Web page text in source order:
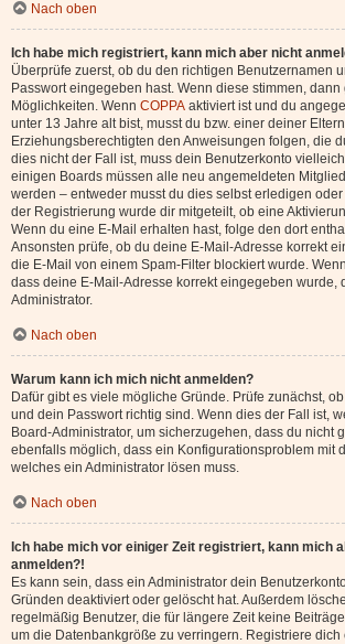
Nach oben
Ich habe mich registriert, kann mich aber nicht
Überprüfe zuerst, ob du den richtigen Benutzernamen
Passwort eingegeben hast. Wenn diese stimmen, dann
Möglichkeiten. Wenn COPPA aktiviert ist und du
unter 13 Jahre alt bist, musst du bzw. einer deiner
Erziehungsberechtigten den Anweisungen folgen, die
dies nicht der Fall ist, muss dein Benutzerkonto
einigen Boards müssen alle neu angemeldeten
werden – entweder musst du dies selbst erledigen oder
der Registrierung wurde dir mitgeteilt, ob eine
Wenn du eine E-Mail erhalten hast, folge den dort
Ansonsten prüfe, ob du deine E-Mail-Adresse korrekt
die E-Mail von einem Spam-Filter blockiert wurde.
dass deine E-Mail-Adresse korrekt eingegeben wurde,
Administrator.
Nach oben
Warum kann ich mich nicht anmelden?
Dafür gibt es viele mögliche Gründe. Prüfe zunächst,
und dein Passwort richtig sind. Wenn dies der Fall ist,
Board-Administrator, um sicherzugehen, dass du nicht
ebenfalls möglich, dass ein Konfigurationsproblem mit
welches ein Administrator lösen muss.
Nach oben
Ich habe mich vor einiger Zeit registriert, kann mich
anmelden?!
Es kann sein, dass ein Administrator dein
Gründen deaktiviert oder gelöscht hat. Außerdem
regelmäßig Benutzer, die für längere Zeit keine
um die Datenbankgröße zu verringern. Registriere dich